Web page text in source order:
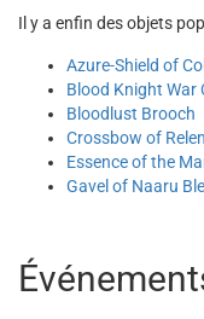
Il y a enfin des objets
Azure-Shield of
Blood Knight War
Bloodlust Brooch
Crossbow of
Essence of the
Gavel of Naaru